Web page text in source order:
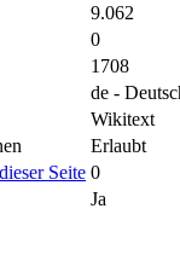
9.062
0
1708
de -
Wikitext
Erlaubt
Seite 0
Ja